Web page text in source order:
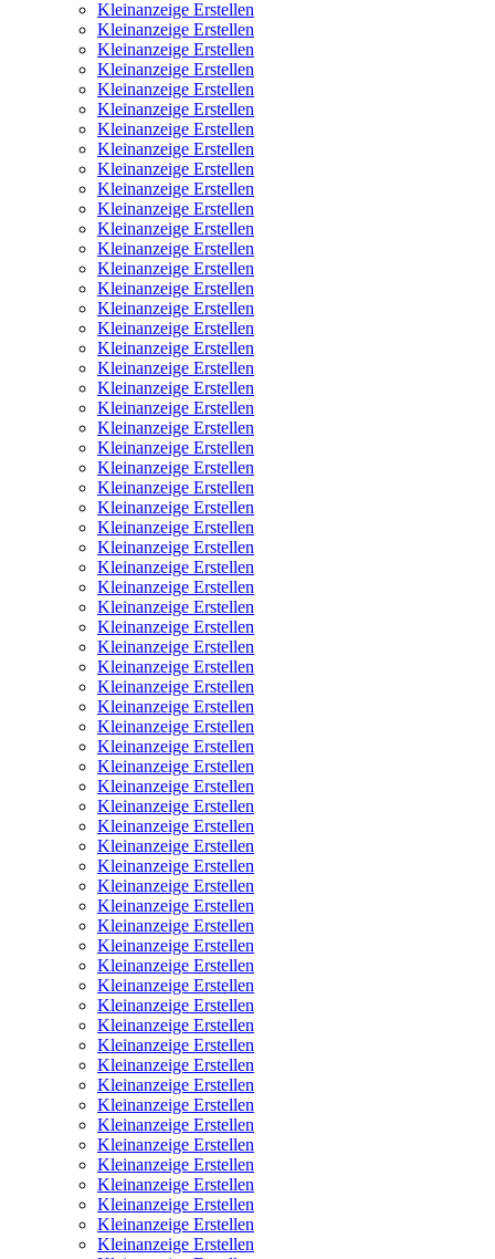
Kleinanzeige Erstellen
Kleinanzeige Erstellen
Kleinanzeige Erstellen
Kleinanzeige Erstellen
Kleinanzeige Erstellen
Kleinanzeige Erstellen
Kleinanzeige Erstellen
Kleinanzeige Erstellen
Kleinanzeige Erstellen
Kleinanzeige Erstellen
Kleinanzeige Erstellen
Kleinanzeige Erstellen
Kleinanzeige Erstellen
Kleinanzeige Erstellen
Kleinanzeige Erstellen
Kleinanzeige Erstellen
Kleinanzeige Erstellen
Kleinanzeige Erstellen
Kleinanzeige Erstellen
Kleinanzeige Erstellen
Kleinanzeige Erstellen
Kleinanzeige Erstellen
Kleinanzeige Erstellen
Kleinanzeige Erstellen
Kleinanzeige Erstellen
Kleinanzeige Erstellen
Kleinanzeige Erstellen
Kleinanzeige Erstellen
Kleinanzeige Erstellen
Kleinanzeige Erstellen
Kleinanzeige Erstellen
Kleinanzeige Erstellen
Kleinanzeige Erstellen
Kleinanzeige Erstellen
Kleinanzeige Erstellen
Kleinanzeige Erstellen
Kleinanzeige Erstellen
Kleinanzeige Erstellen
Kleinanzeige Erstellen
Kleinanzeige Erstellen
Kleinanzeige Erstellen
Kleinanzeige Erstellen
Kleinanzeige Erstellen
Kleinanzeige Erstellen
Kleinanzeige Erstellen
Kleinanzeige Erstellen
Kleinanzeige Erstellen
Kleinanzeige Erstellen
Kleinanzeige Erstellen
Kleinanzeige Erstellen
Kleinanzeige Erstellen
Kleinanzeige Erstellen
Kleinanzeige Erstellen
Kleinanzeige Erstellen
Kleinanzeige Erstellen
Kleinanzeige Erstellen
Kleinanzeige Erstellen
Kleinanzeige Erstellen
Kleinanzeige Erstellen
Kleinanzeige Erstellen
Kleinanzeige Erstellen
Kleinanzeige Erstellen
Kleinanzeige Erstellen